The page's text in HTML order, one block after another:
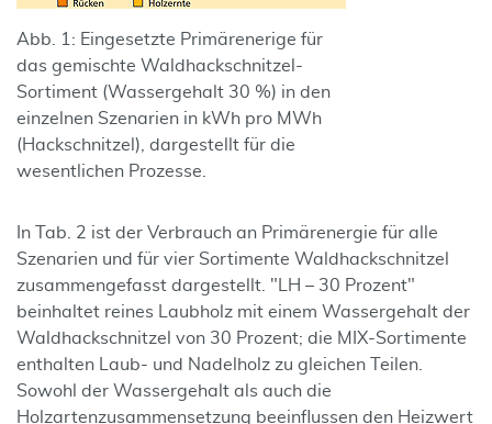
Abb. 1: Eingesetzte Primärenerige für
das gemischte Waldhackschnitzel-
Sortiment (Wassergehalt 30 %) in den
einzelnen Szenarien in kWh pro MWh
(Hackschnitzel), dargestellt für die
wesentlichen Prozesse.
In Tab. 2 ist der Verbrauch an Primärenergie für alle
Szenarien und für vier Sortimente Waldhackschnitzel
zusammengefasst dargestellt. "LH – 30 Prozent"
beinhaltet reines Laubholz mit einem Wassergehalt der
Waldhackschnitzel von 30 Prozent; die MIX-Sortimente
enthalten Laub- und Nadelholz zu gleichen Teilen.
Sowohl der Wassergehalt als auch die
Holzartenzusammensetzung beeinflussen den Heizwert